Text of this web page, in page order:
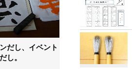
だし、イベント
し。